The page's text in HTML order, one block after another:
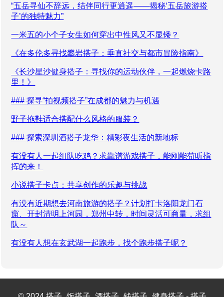
“五岳寻仙不辞远，结伴同行更逍遥——揭秘‘五岳旅游搭
子’的独特魅力”
一米五的小个子女生如何穿出中性风又不显矮？
《在多伦多寻找攀岩搭子：垂直社交与都市冒险指南》
《长沙星沙健身搭子：寻找你的运动伙伴，一起燃烧卡路
里！》
### 探寻“拍视频搭子”在成都的魅力与机遇
野子拖鞋适合搭配什么风格的服装？
### 探索深圳酒搭子龙华：精彩夜生活的新地标
有没有人一起组队吃鸡？求靠谱游戏搭子，能刚能苟听指
挥的来！
小说搭子卡点：共享创作的乐趣与挑战
有没有近期想去河南旅游的搭子？计划打卡洛阳龙门石
窟、开封清明上河园，郑州中转，时间灵活可商量，求组
队～
有没有人想在玄武湖一起跑步，找个跑步搭子呢？